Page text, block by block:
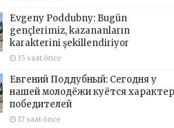
Evgeny Poddubny: Bugün
gençlerimiz, kazananların
karakterini şekillendiriyor
15 saat önce
Евгений Поддубный: Сегодня у
нашей молодёжи куётся характер
победителей
17 saat önce